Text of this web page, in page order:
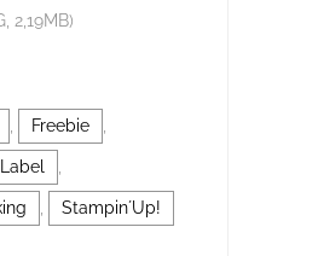
2,19MB)
Freebie
Stampin´Up!